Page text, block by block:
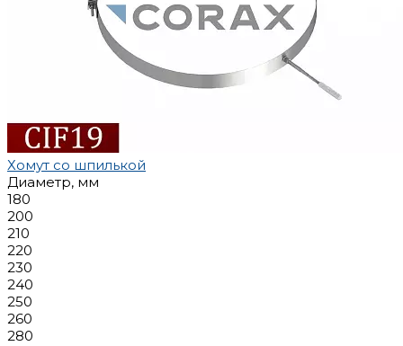
Хомут со шпилькой
Диаметр, мм
180
200
210
220
230
240
250
260
280